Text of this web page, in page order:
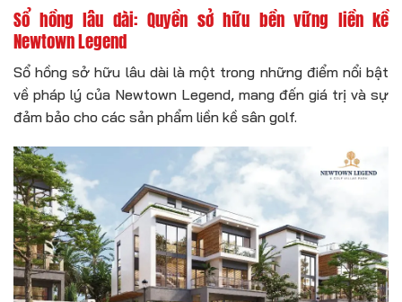
Sổ hồng lâu dài: Quyền sở hữu bền vững liền kề
Newtown Legend
Sổ hồng sở hữu lâu dài là một trong những điểm nổi bật
về pháp lý của Newtown Legend, mang đến giá trị và sự
đảm bảo cho các sản phẩm liền kề sân golf.